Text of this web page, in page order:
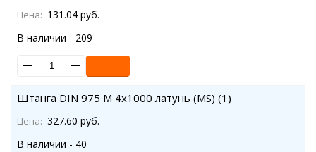
Цена: 131.04 руб.
В наличии - 209
Штанга DIN 975 M 4x1000 латунь (MS) (1)
Цена: 327.60 руб.
В наличии - 40